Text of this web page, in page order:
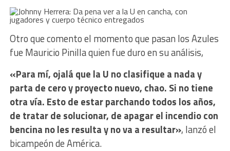
Otro que comento el momento que pasan los Azules
fue Mauricio Pinilla quien fue duro en su análisis,
«Para mí, ojalá que la U no clasifique a nada y
parta de cero y proyecto nuevo, chao. Si no tiene
otra vía. Esto de estar parchando todos los años,
de tratar de solucionar, de apagar el incendio con
bencina no les resulta y no va a resultar», lanzó el
bicampeón de América.